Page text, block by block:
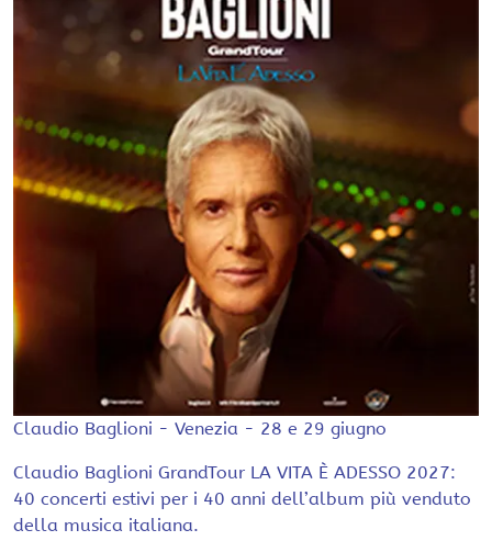
Claudio Baglioni - Venezia - 28 e 29 giugno
Claudio Baglioni GrandTour LA VITA È ADESSO 2027:
40 concerti estivi per i 40 anni dell’album più venduto
della musica italiana.